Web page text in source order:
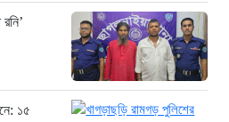
আন্তর্জাতিক অপরাধ ট্রাইব্যুনালের বিচারক
দল
জুলাই জাদুঘরে দলীয় ইতিহাসের ঠাঁই হবে না:
নাহিদ ইসলাম
১৫